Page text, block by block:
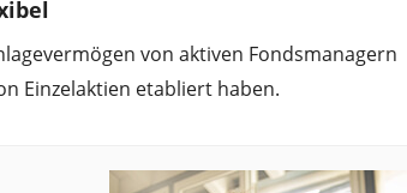
von aktiven Fondsmanagern
Einzelaktien etabliert haben.